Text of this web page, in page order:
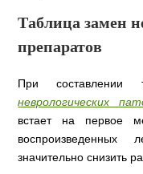
Таблица замен
препаратов
При составлении
неврологических
встает на первое
воспроизведенных
значительно снизить